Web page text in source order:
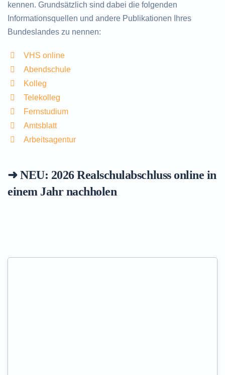
kennen. Grundsätzlich sind dabei die folgenden
Informationsquellen und andere Publikationen Ihres
Bundeslandes zu nennen:
VHS online
Abendschule
Kolleg
Telekolleg
Fernstudium
Amtsblatt
Arbeitsagentur
➜ NEU: 2026Realschulabschluss online in
einem Jahr nachholen